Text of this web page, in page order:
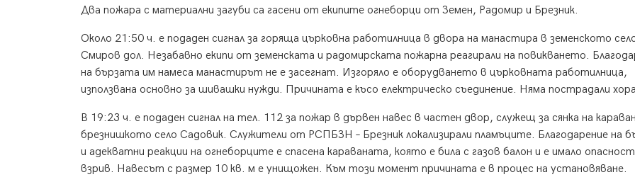
Два пожара с материални загуби са гасени от екипите огнеборци от Земен, Радомир и Брезник.
Около 21:50 ч. е подаден сигнал за горяща църковна работилница в двора на манастира в земенското
Смиров дол. Незабавно екипи от земенската и радомирската пожарна реагирали на повикването.
на бързата им намеса манастирът не е засегнат. Изгоряло е оборудването в църковната работилница,
използвана основно за шивашки нужди. Причината е късо електрическо съединение. Няма пострадали
В 19:23 ч. е подаден сигнал на тел. 112 за пожар в дървен навес в частен двор, служещ за сянка на
брезнишкото село Садовик. Служители от РСПБЗН – Брезник локализирали пламъците. Благодарение на
и адекватни реакции на огнеборците е спасена караваната, която е била с газов балон и е имало
взрив. Навесът с размер 10 кв. м е унищожен. Към този момент причината е в процес на установяване.